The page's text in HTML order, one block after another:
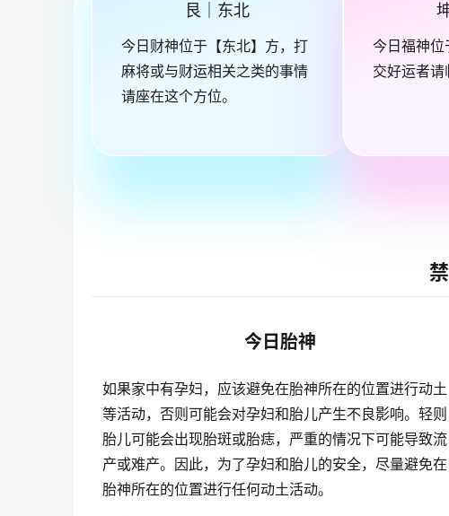
艮｜东北
今日财神位于【东北】方，打
麻将或与财运相关之类的事情
请座在这个方位。
今日福神位
交好运者请
今日胎神
如果家中有孕妇，应该避免在胎神所在的位置进行动土
等活动，否则可能会对孕妇和胎儿产生不良影响。轻则
胎儿可能会出现胎斑或胎痣，严重的情况下可能导致流
产或难产。因此，为了孕妇和胎儿的安全，尽量避免在
胎神所在的位置进行任何动土活动。